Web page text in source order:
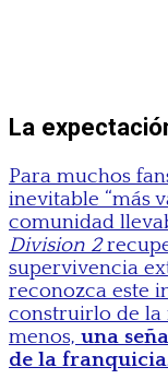
La
Para muchos
inevitable “más
comunidad
Division 2
supervivencia
reconozca este
construirlo de la
menos, una
de la franquicia.